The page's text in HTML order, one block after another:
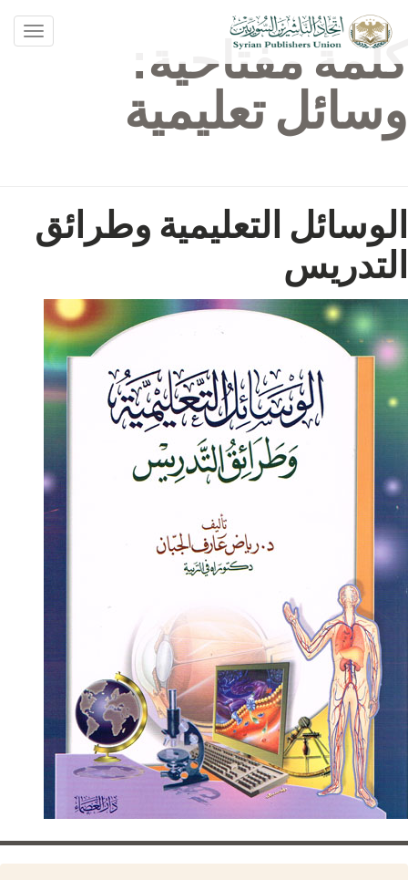
كلمة مفتاحية:
وسائل تعليمية
الوسائل التعليمية وطرائق
التدريس